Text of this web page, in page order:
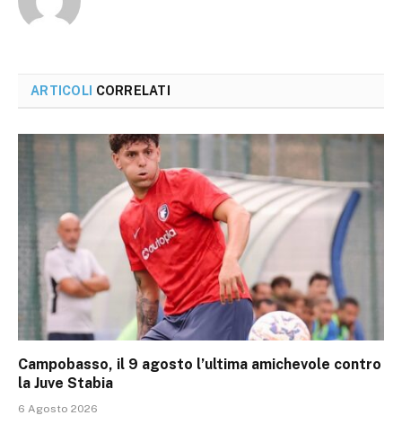
ARTICOLI CORRELATI
Campobasso, il 9 agosto l’ultima amichevole contro
la Juve Stabia
6 Agosto 2026